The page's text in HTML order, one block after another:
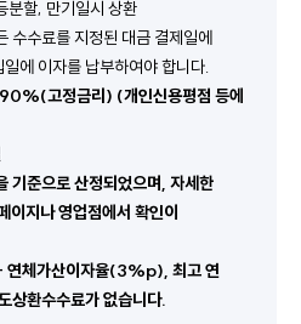
분할, 만기일시 상환
수수료를 지정된 대금 결제일에
에 이자를 납부하여야 합니다.
고정금리) (개인신용평점 등에
기준으로 산정되었으며, 자세한
이지나 영업점에서 확인이
연체가산이자율(3%p), 최고 연
상환수수료가 없습니다.